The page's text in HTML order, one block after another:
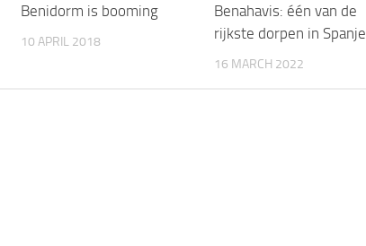
Benidorm is booming
10 APRIL 2018
Benahavis: één van de
rijkste dorpen in Spanje
16 MARCH 2022